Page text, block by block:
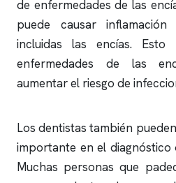
de enfermedades de las
puede causar
incluidas las encías. Esto
enfermedades de las
aumentar el riesgo de
Los dentistas también
importante en el diagnóstico
Muchas personas que